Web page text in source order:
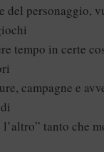
del personaggio,
tempo in certe
campagne e
l’altro” tanto che